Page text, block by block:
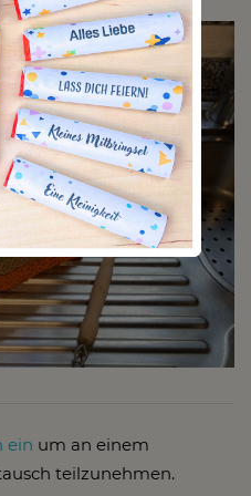
ein um an einem
teilzunehmen.